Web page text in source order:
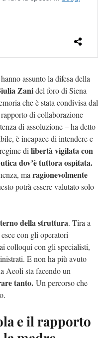
assunto la difesa della
Zanidel foro di Siena
che è stata condivisa dal
di collaborazione
di assoluzione – ha detto
è incapace di intendere e
di libertà vigilata con
dov’è tuttora ospitata.
ma ragionevolmente
potrà essere valutato solo
della struttura. Tira a
con gli operatori
colloqui con gli specialisti,
E non ha più avuto
Aeoli sta facendo un
tanto. Un percorso che
e il rapporto